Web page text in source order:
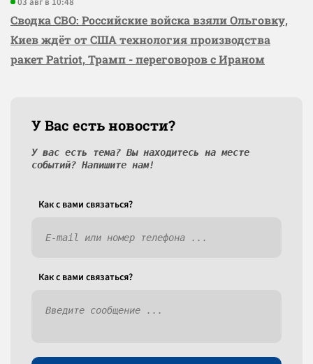
Сводка СВО: Российские войска взяли Ольговку,
Киев ждёт от США технология производства
ракет Patriot, Трамп - переговоров с Ираном
У Вас есть новости?
У вас есть тема? Вы находитесь на месте
событий? Напишите нам!
Как c вами связаться?
Как c вами связаться?